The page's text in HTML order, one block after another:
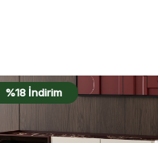
%17 İndirim